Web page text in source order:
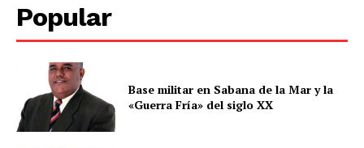
Popular
Base militar en Sabana de la Mar y la
«Guerra Fría» del siglo XX